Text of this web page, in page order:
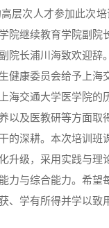
层次人才参加此次
院继续教育学院副院
院长浦川海致欢迎
健康委员会给予上海
海交通大学医学院的
以及医教研等方面取
的深耕。本次培训班
升级，采用实践与理
力与综合能力。希望
、学有所得并学以致